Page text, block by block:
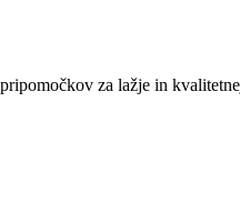
za lažje in